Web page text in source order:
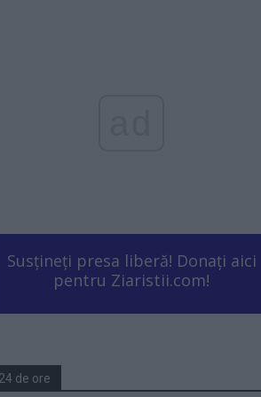
Susțineți presa liberă! Donați aici
pentru Ziaristii.com!
24 de ore